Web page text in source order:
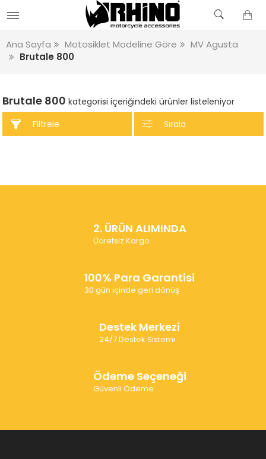
Ana Sayfa Motosiklet Modeline Göre
MV Agusta
Brutale 800
Brutale 800 kategorisi içeriğindeki ürünler listeleniyor
Filtrele
Sırala
2. ÜRÜN ALIMINDA
Ücretsiz Kargo
100% Para Garantisi
30 gün içinde geri dönüş
Destek Merkezi
24/7 Destek Sistemi
Ödeme Seçeneği
Güvenli Ödeme